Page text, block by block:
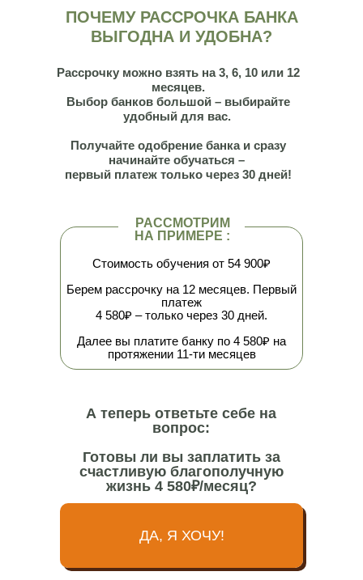
ПОЧЕМУ РАССРОЧКА БАНКА
ВЫГОДНА И УДОБНА?
Рассрочку можно взять на 3, 6, 10 или 12
месяцев.
Выбор банков большой – выбирайте
удобный для вас.
Получайте одобрение банка и сразу
начинайте обучаться –
первый платеж только через 30 дней!
А теперь ответьте себе на
вопрос:
Готовы ли вы заплатить за
счастливую благополучную
жизнь 4 580₽/месяц?
РАССМОТРИМ
НА ПРИМЕРЕ :
Стоимость обучения от 54 900₽
Берем рассрочку на 12 месяцев. Первый
платеж
4 580₽ – только через 30 дней.
Далее вы платите банку по 4 580₽ на
протяжении 11-ти месяцев
ДА, Я ХОЧУ!